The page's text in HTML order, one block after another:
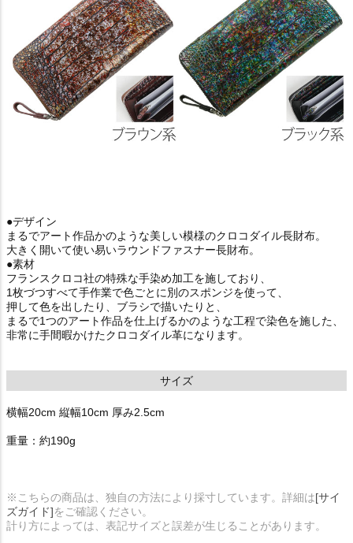
●デザイン
まるでアート作品かのような美しい模様のクロコダイル長財布。
大きく開いて使い易いラウンドファスナー長財布。
●素材
フランスクロコ社の特殊な手染め加工を施しており、
1枚づつすべて手作業で色ごとに別のスポンジを使って、
押して色を出したり、ブラシで描いたりと、
まるで1つのアート作品を仕上げるかのような工程で染色を施した、
非常に手間暇かけたクロコダイル革になります。
サイズ
横幅20cm 縦幅10cm 厚み2.5cm
重量：約190g
※こちらの商品は、独自の方法により採寸しています。詳細は[サイ
ズガイド]をご確認ください。
計り方によっては、表記サイズと誤差が生じることがあります。